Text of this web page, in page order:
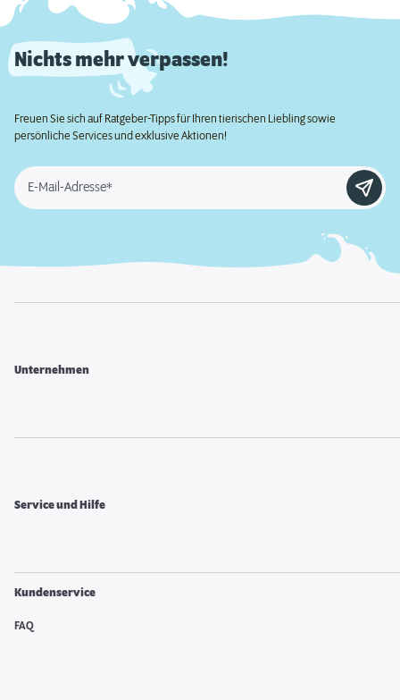
Nichts mehr verpassen!
Freuen Sie sich auf Ratgeber-Tipps für Ihren tierischen Liebling sowie
persönliche Services und exklusive Aktionen!
E-Mail-Adresse*
Unternehmen
Service und Hilfe
Kundenservice
FAQ